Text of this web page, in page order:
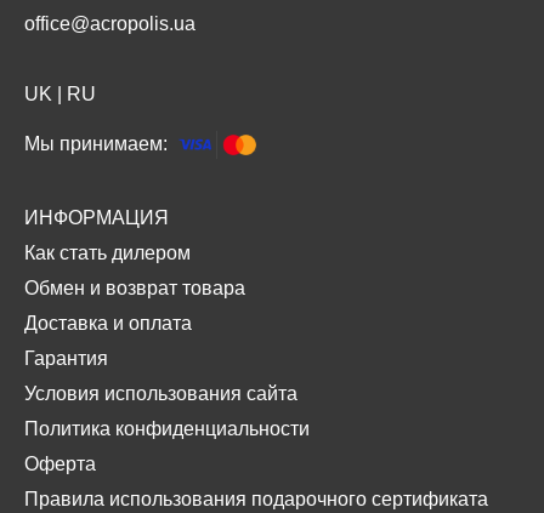
office@acropolis.ua
UK RU
Мы принимаем:
ИНФОРМАЦИЯ
Как стать дилером
Обмен и возврат товара
Доставка и оплата
Гарантия
Условия использования сайта
Политика конфиденциальности
Оферта
Правила использования подарочного сертификата